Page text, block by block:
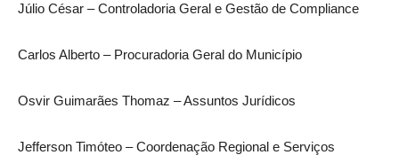
Júlio César – Controladoria Geral e Gestão de Compliance
Carlos Alberto – Procuradoria Geral do Município
Osvir Guimarães Thomaz – Assuntos Jurídicos
Jefferson Timóteo – Coordenação Regional e Serviços